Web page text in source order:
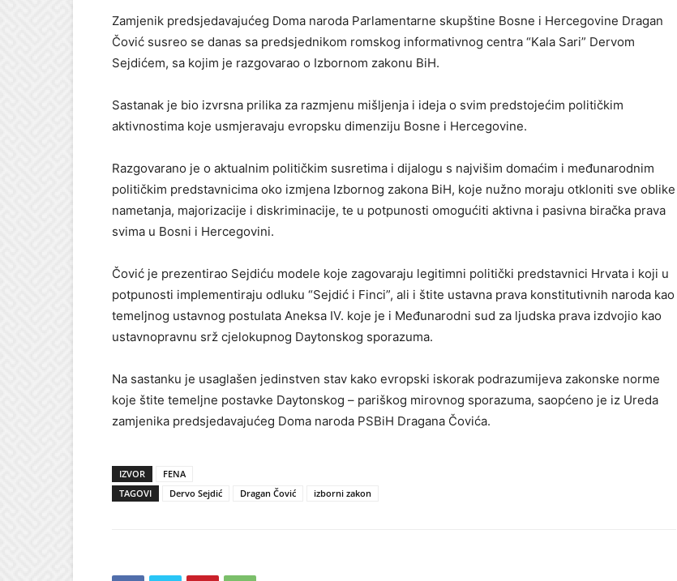
Zamjenik predsjedavajućeg Doma naroda Parlamentarne skupštine Bosne i Hercegovine Dragan
Čović susreo se danas sa predsjednikom romskog informativnog centra “Kala Sari” Dervom
Sejdićem, sa kojim je razgovarao o Izbornom zakonu BiH.
Sastanak je bio izvrsna prilika za razmjenu mišljenja i ideja o svim predstojećim političkim
aktivnostima koje usmjeravaju evropsku dimenziju Bosne i Hercegovine.
Razgovarano je o aktualnim političkim susretima i dijalogu s najvišim domaćim i međunarodnim
političkim predstavnicima oko izmjena Izbornog zakona BiH, koje nužno moraju otkloniti sve oblike
nametanja, majorizacije i diskriminacije, te u potpunosti omogućiti aktivna i pasivna biračka prava
svima u Bosni i Hercegovini.
Čović je prezentirao Sejdiću modele koje zagovaraju legitimni politički predstavnici Hrvata i koji u
potpunosti implementiraju odluku “Sejdić i Finci”, ali i štite ustavna prava konstitutivnih naroda kao
temeljnog ustavnog postulata Aneksa IV. koje je i Međunarodni sud za ljudska prava izdvojio kao
ustavnopravnu srž cjelokupnog Daytonskog sporazuma.
Na sastanku je usaglašen jedinstven stav kako evropski iskorak podrazumijeva zakonske norme
koje štite temeljne postavke Daytonskog – pariškog mirovnog sporazuma, saopćeno je iz Ureda
zamjenika predsjedavajućeg Doma naroda PSBiH Dragana Čovića.
IZVOR
FENA
TAGOVI
Dervo Sejdić Dragan Čović izborni zakon